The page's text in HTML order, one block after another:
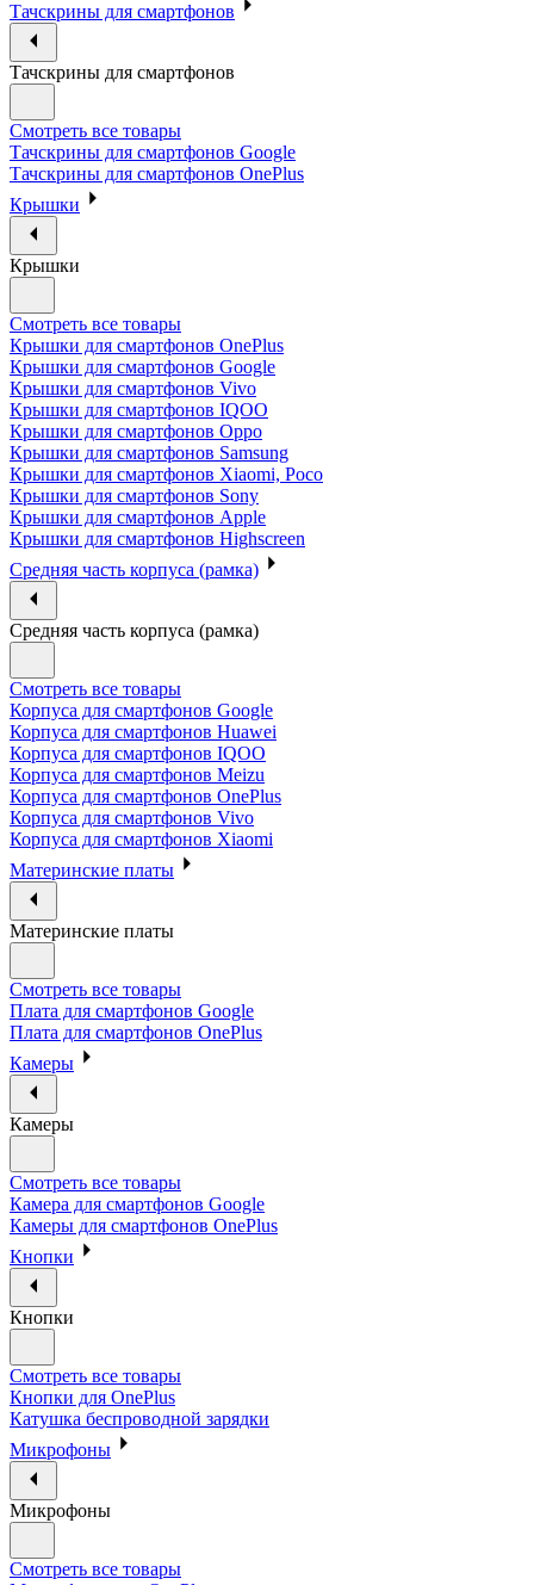
Тачскрины для смартфонов
Тачскрины для смартфонов
Смотреть все товары
Тачскрины для смартфонов Google
Тачскрины для смартфонов OnePlus
Крышки
Крышки
Смотреть все товары
Крышки для смартфонов OnePlus
Крышки для смартфонов Google
Крышки для смартфонов Vivo
Крышки для смартфонов IQOO
Крышки для смартфонов Oppo
Крышки для смартфонов Samsung
Крышки для смартфонов Xiaomi, Poco
Крышки для смартфонов Sony
Крышки для смартфонов Apple
Крышки для смартфонов Highscreen
Средняя часть корпуса (рамка)
Средняя часть корпуса (рамка)
Смотреть все товары
Корпуса для смартфонов Google
Корпуса для смартфонов Huawei
Корпуса для смартфонов IQOO
Корпуса для смартфонов Meizu
Корпуса для смартфонов OnePlus
Корпуса для смартфонов Vivo
Корпуса для смартфонов Xiaomi
Материнские платы
Материнские платы
Смотреть все товары
Плата для смартфонов Google
Плата для смартфонов OnePlus
Камеры
Камеры
Смотреть все товары
Камера для смартфонов Google
Камеры для смартфонов OnePlus
Кнопки
Кнопки
Смотреть все товары
Кнопки для OnePlus
Катушка беспроводной зарядки
Микрофоны
Микрофоны
Смотреть все товары